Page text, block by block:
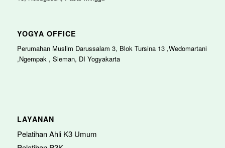
YOGYA OFFICE
Perumahan Muslim Darussalam 3, Blok Tursina 13 ,Wedomartani
,Ngempak , Sleman, DI Yogyakarta
LAYANAN
Pelatihan Ahli K3 Umum